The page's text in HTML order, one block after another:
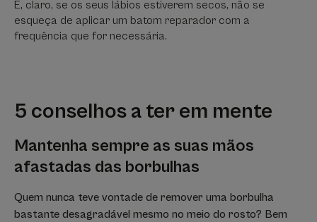
E, claro, se os seus lábios estiverem secos, não se
esqueça de aplicar um batom reparador com a
frequência que for necessária.
5 conselhos a ter em mente
Mantenha sempre as suas mãos
afastadas das borbulhas
Quem nunca teve vontade de remover uma borbulha
bastante desagradável mesmo no meio do rosto? Bem